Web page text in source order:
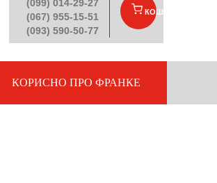
(099) 014-29-27
(067) 955-15-51
(093) 590-50-77
КОШИК
КОРИСНО ПРО ФРАНКЕ